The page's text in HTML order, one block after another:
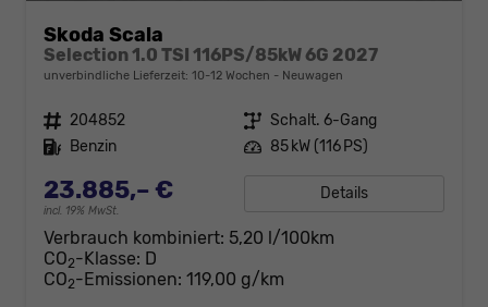
Skoda Scala
Selection 1.0 TSI 116PS/85kW 6G 2027
unverbindliche Lieferzeit: 10-12 Wochen Neuwagen
Fahrzeugnr. 204852 Getriebe Schalt. 6-Gang
Kraftstoff Benzin Leistung 85 kW (116 PS)
23.885,– €
incl. 19% MwSt.
Details
Verbrauch kombiniert: 5,20 l/100km
CO2-Klasse: D
CO2-Emissionen: 119,00 g/km